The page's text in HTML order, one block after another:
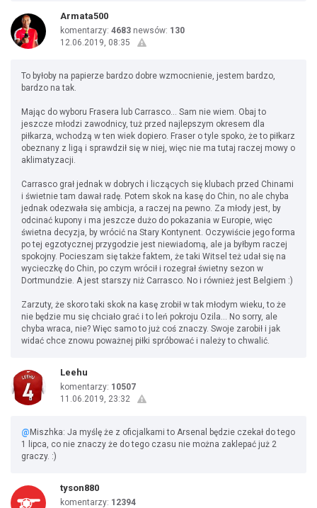
Armata500
komentarzy: 4683 newsów: 130
12.06.2019, 08:35
To byłoby na papierze bardzo dobre wzmocnienie, jestem bardzo,
bardzo na tak.
Mając do wyboru Frasera lub Carrasco... Sam nie wiem. Obaj to
jeszcze młodzi zawodnicy, tuż przed najlepszym okresem dla
piłkarza, wchodzą w ten wiek dopiero. Fraser o tyle spoko, że to piłkarz
obeznany z ligą i sprawdził się w niej, więc nie ma tutaj raczej mowy o
aklimatyzacji.
Carrasco grał jednak w dobrych i liczących się klubach przed Chinami
i świetnie tam dawał radę. Potem skok na kasę do Chin, no ale chyba
jednak odezwała się ambicja, a raczej na pewno. Za młody jest, by
odcinać kupony i ma jeszcze dużo do pokazania w Europie, więc
świetna decyzja, by wrócić na Stary Kontynent. Oczywiście jego forma
po tej egzotycznej przygodzie jest niewiadomą, ale ja byłbym raczej
spokojny. Pocieszam się także faktem, że taki Witsel też udał się na
wycieczkę do Chin, po czym wrócił i rozegrał świetny sezon w
Dortmundzie. A jest starszy niż Carrasco. No i również jest Belgiem :)
Zarzuty, że skoro taki skok na kasę zrobił w tak młodym wieku, to że
nie będzie mu się chciało grać i to leń pokroju Ozila... No sorry, ale
chyba wraca, nie? Więc samo to już coś znaczy. Swoje zarobił i jak
widać chce znowu poważnej piłki spróbować i należy to chwalić.
Leehu
komentarzy: 10507
11.06.2019, 23:32
@ Miszhka: Ja myślę że z oficjalkami to Arsenal będzie czekał do tego
1 lipca, co nie znaczy że do tego czasu nie można zaklepać już 2
graczy. :)
tyson880
komentarzy: 12394